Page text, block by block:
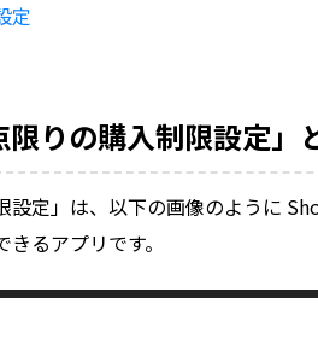
定
限りの購入制限設定」
設定」は、以下の画像のように
るアプリです。